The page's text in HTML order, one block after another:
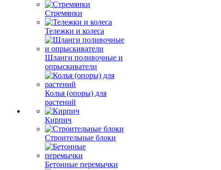
Стремянки
Тележки и колеса
Шланги поливочные и
опрыскиватели
Колья (опоры) для
растений
Кирпич
Строительные блоки
Бетонные перемычки